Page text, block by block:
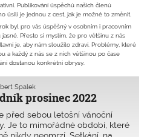
Publikování úspěchů našich členů
úsilí je jednou z cest, jak je možné to změnit.
byl pro vás úspěšný v osobním i pracovním
Přesto si myslím, že pro většinu z nás
je, aby nám sloužilo zdraví. Problémy, které
a každý z nás se z nich většinou po čase
dostanou konkrétní obrysy.
prosinec 2022
Špalek
před sebou letošní vánoční
Je to mimořádné období, které